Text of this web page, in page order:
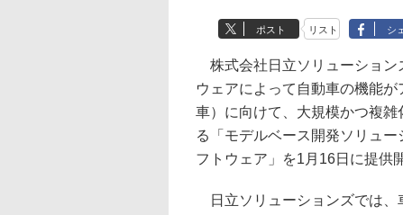
ポスト リスト シ
株式会社日立ソリューション
ウェアによって自動車の機能
車）に向けて、大規模かつ複
る「モデルベース開発ソリュ
フトウェア」を1月16日に提供
日立ソリューションズでは、